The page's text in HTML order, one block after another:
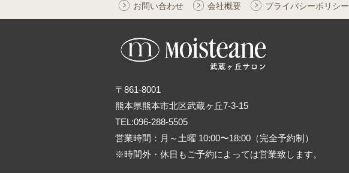
お問い合わせ 会社概要 プライバシーポリシー
〒861-8001
熊本県熊本市北区武蔵ヶ丘7-3-15
TEL:096-288-5505
営業時間：月～土曜 10:00〜18:00（完全予約制）
※時間外・休日もご予約によっては営業致します。